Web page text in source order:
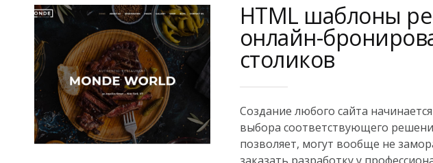
HTML шаблоны
онлайн-
столиков
Создание любого сайта
выбора соответствующего
позволяет, могут вообще не